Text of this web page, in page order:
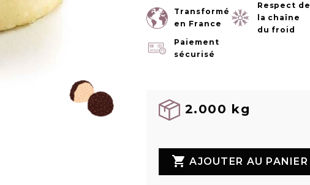
Transformé
en France
Respect de
la chaîne
du froid
Paiement
sécurisé
2.000 kg
 AJOUTER AU PANIER